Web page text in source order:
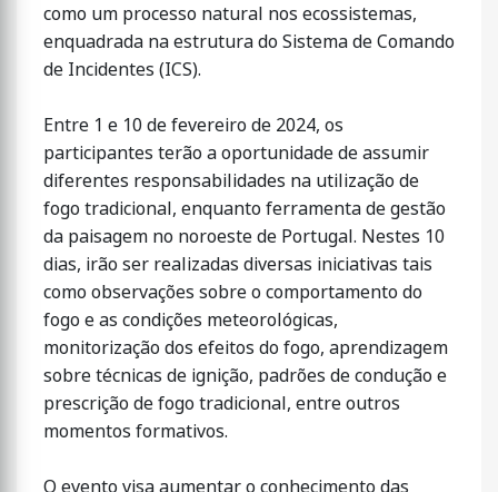
como um processo natural nos ecossistemas,
enquadrada na estrutura do Sistema de Comando
de Incidentes (ICS).
Entre 1 e 10 de fevereiro de 2024, os
participantes terão a oportunidade de assumir
diferentes responsabilidades na utilização de
fogo tradicional, enquanto ferramenta de gestão
da paisagem no noroeste de Portugal. Nestes 10
dias, irão ser realizadas diversas iniciativas tais
como observações sobre o comportamento do
fogo e as condições meteorológicas,
monitorização dos efeitos do fogo, aprendizagem
sobre técnicas de ignição, padrões de condução e
prescrição de fogo tradicional, entre outros
momentos formativos.